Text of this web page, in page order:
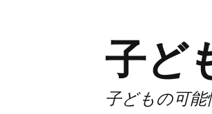
子ど
子どもの可能